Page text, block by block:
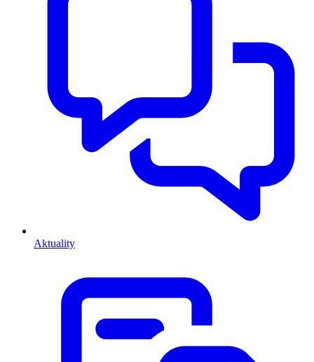
Aktuality